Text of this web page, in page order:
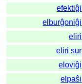
efektiĝi
elburĝoniĝi
eliri
eliri sur
eloviĝi
elpaŝi